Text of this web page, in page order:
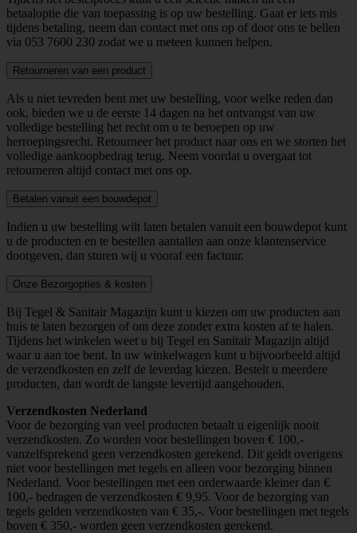
betaaloptie die van toepassing is op uw bestelling. Gaat er iets mis
tijdens betaling, neem dan contact met ons op of door ons te bellen
via 053 7600 230 zodat we u meteen kunnen helpen.
Retourneren van een product
Als u niet tevreden bent met uw bestelling, voor welke reden dan
ook, bieden we u de eerste 14 dagen na het ontvangst van uw
volledige bestelling het recht om u te beroepen op uw
herroepingsrecht. Retourneer het product naar ons en we storten het
volledige aankoopbedrag terug. Neem voordat u overgaat tot
retourneren altijd contact met ons op.
Betalen vanuit een bouwdepot
Indien u uw bestelling wilt laten betalen vanuit een bouwdepot kunt
u de producten en te bestellen aantallen aan onze klantenservice
doorgeven, dan sturen wij u vooraf een factuur.
Onze Bezorgopties & kosten
Bij Tegel & Sanitair Magazijn kunt u kiezen om uw producten aan
huis te laten bezorgen of om deze zonder extra kosten af te halen.
Tijdens het winkelen weet u bij Tegel en Sanitair Magazijn altijd
waar u aan toe bent. In uw winkelwagen kunt u bijvoorbeeld altijd
de verzendkosten en zelf de leverdag kiezen. Bestelt u meerdere
producten, dan wordt de langste levertijd aangehouden.
Verzendkosten Nederland
Voor de bezorging van veel producten betaalt u eigenlijk nooit
verzendkosten. Zo worden voor bestellingen boven € 100,-
vanzelfsprekend geen verzendkosten gerekend. Dit geldt overigens
niet voor bestellingen met tegels en alleen voor bezorging binnen
Nederland. Voor bestellingen met een orderwaarde kleiner dan €
100,- bedragen de verzendkosten € 9,95. Voor de bezorging van
tegels gelden verzendkosten van € 35,-. Voor bestellingen met tegels
boven € 350,- worden geen verzendkosten gerekend.